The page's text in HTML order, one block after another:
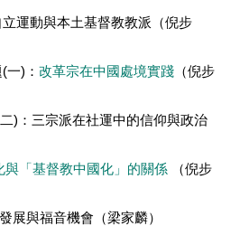
運動與本土基督教教派（倪步
(一) ： 改革宗在中國處境實踐 （倪步
二) ：三宗派在社運中的信仰與政治
與「基督教中國化」的關係 （倪步
展與福音機會（梁家麟）